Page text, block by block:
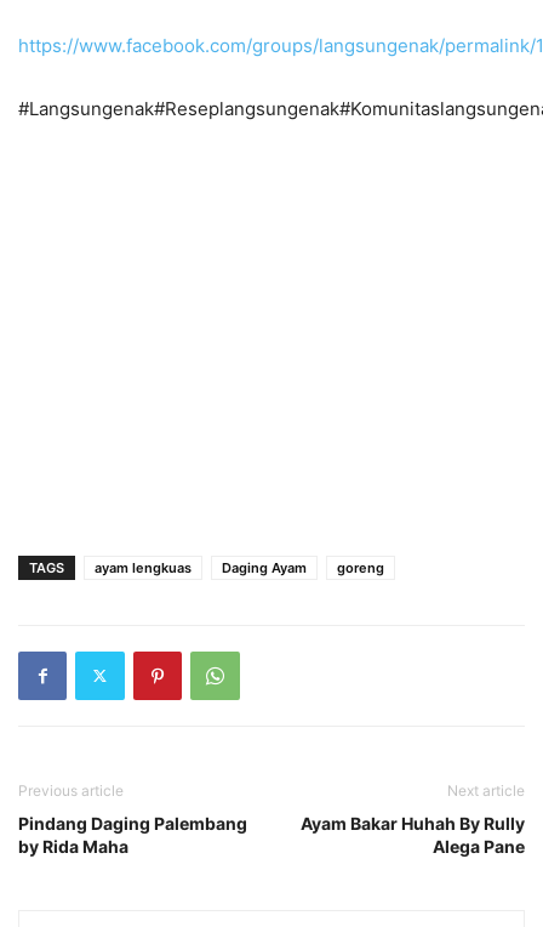
https://www.facebook.com/groups/langsungenak/permalink/
TAGS ayam lengkuas Daging Ayam goreng
Previous article
Pindang Daging Palembang
by Rida Maha
Next article
Ayam Bakar Huhah By Rully
Alega Pane